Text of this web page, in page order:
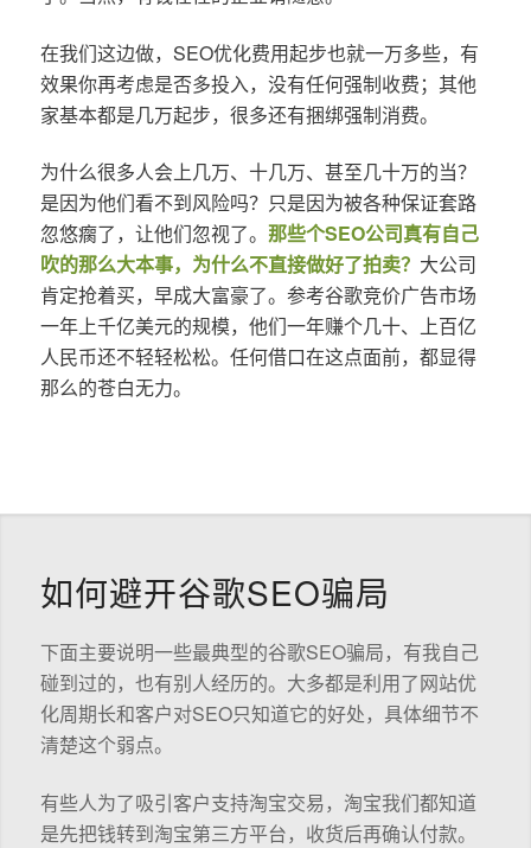
在我们这边做，SEO优化费用起步也就一万多些，有
效果你再考虑是否多投入，没有任何强制收费；其他
家基本都是几万起步，很多还有捆绑强制消费。
为什么很多人会上几万、十几万、甚至几十万的当？
是因为他们看不到风险吗？只是因为被各种保证套路
忽悠瘸了，让他们忽视了。 那些个SEO公司真有自己
吹的那么大本事，为什么不直接做好了拍卖？ 大公司
肯定抢着买，早成大富豪了。参考谷歌竞价广告市场
一年上千亿美元的规模，他们一年赚个几十、上百亿
人民币还不轻轻松松。任何借口在这点面前，都显得
那么的苍白无力。
如何避开谷歌SEO骗局
下面主要说明一些最典型的谷歌SEO骗局，有我自己
碰到过的，也有别人经历的。大多都是利用了网站优
化周期长和客户对SEO只知道它的好处，具体细节不
清楚这个弱点。
有些人为了吸引客户支持淘宝交易，淘宝我们都知道
是先把钱转到淘宝第三方平台，收货后再确认付款。